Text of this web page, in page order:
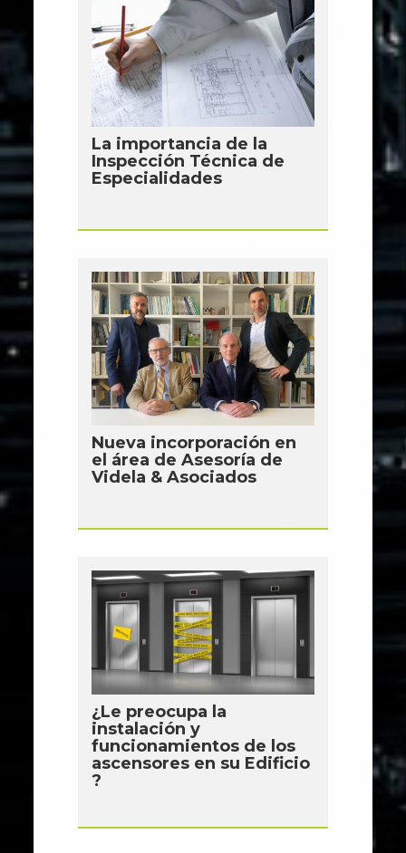
La importancia de la
Inspección Técnica de
Especialidades
Nueva incorporación en
el área de Asesoría de
Videla & Asociados
¿Le preocupa la
instalación y
funcionamientos de los
ascensores en su Edificio
?